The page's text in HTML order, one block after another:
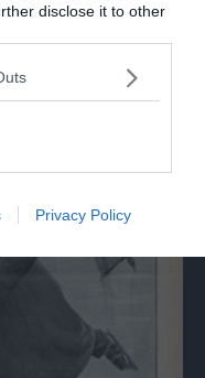
disclose it to other
Privacy Policy
età in corsa